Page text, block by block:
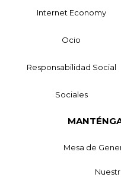
Internet Economy
Ocio
Responsabilidad Social
Sociales
Mesa de